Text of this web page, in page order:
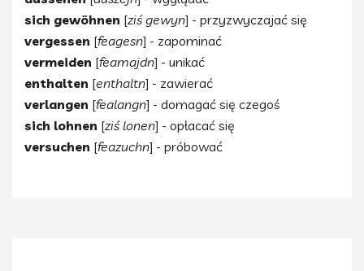
sich gewöhnen [ziś gewyn] - przyzwyczajać się
vergessen [feagesn] - zapominać
vermeiden [feamajdn] - unikać
enthalten [enthaltn] - zawierać
verlangen [fealangn] - domagać się czegoś
sich lohnen [ziś lonen] - opłacać się
versuchen [feazuchn] - próbować